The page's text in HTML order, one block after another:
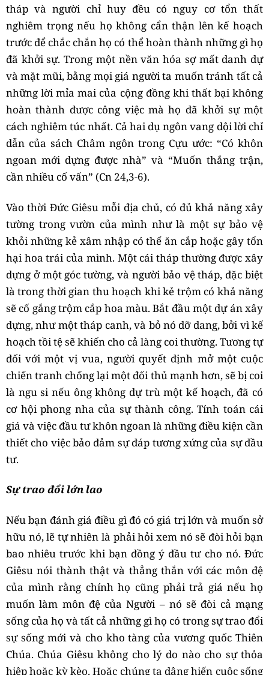
tháp và người chỉ huy đều có nguy cơ tổn thất
nghiêm trọng nếu họ không cẩn thận lên kế hoạch
trước để chắc chắn họ có thể hoàn thành những gì họ
đã khởi sự. Trong một nền văn hóa sợ mất danh dự
và mặt mũi, bằng mọi giá người ta muốn tránh tất cả
những lời mỉa mai của cộng đồng khi thất bại không
hoàn thành được công việc mà họ đã khởi sự một
cách nghiêm túc nhất. Cả hai dụ ngôn vang dội lời chỉ
dẫn của sách Châm ngôn trong Cựu ước: “Có khôn
ngoan mới dựng được nhà” và “Muốn thắng trận,
cần nhiều cố vấn” (Cn 24,3-6).
Vào thời Đức Giêsu mỗi địa chủ, có đủ khả năng xây
tường trong vườn của mình như là một sự bảo vệ
khỏi những kẻ xâm nhập có thể ăn cắp hoặc gây tổn
hại hoa trái của mình. Một cái tháp thường được xây
dựng ở một góc tường, và người bảo vệ tháp, đặc biệt
là trong thời gian thu hoạch khi kẻ trộm có khả năng
sẽ cố gắng trộm cắp hoa màu. Bắt đầu một dự án xây
dựng, như một tháp canh, và bỏ nó dỡ dang, bởi vì kế
hoạch tồi tệ sẽ khiến cho cả làng coi thường. Tương tự
đối với một vị vua, người quyết định mở một cuộc
chiến tranh chống lại một đối thủ mạnh hơn, sẽ bị coi
là ngu si nếu ông không dự trù một kế hoạch, đã có
cơ hội phong nha của sự thành công. Tính toán cái
giá và việc đầu tư khôn ngoan là những điều kiện cần
thiết cho việc bảo đảm sự đáp tương xứng của sự đầu
tư.
Sự trao đổi lớn lao
Nếu bạn đánh giá điều gì đó có giá trị lớn và muốn sở
hữu nó, lẽ tự nhiên là phải hỏi xem nó sẽ đòi hỏi bạn
bao nhiêu trước khi bạn đồng ý đầu tư cho nó. Đức
Giêsu nói thành thật và thẳng thắn với các môn đệ
của mình rằng chính họ cũng phải trả giá nếu họ
muốn làm môn đệ của Người – nó sẽ đòi cả mạng
sống của họ và tất cả những gì họ có trong sự trao đổi
sự sống mới và cho kho tàng của vương quốc Thiên
Chúa. Chúa Giêsu không cho lý do nào cho sự thỏa
hiệp hoặc kỳ kèo. Hoặc chúng ta dâng hiến cuộc sống